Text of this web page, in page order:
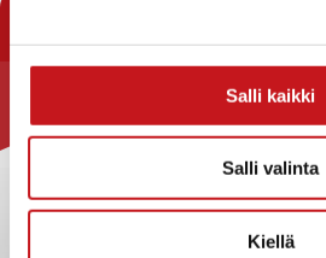
Salli kaikki
Salli valinta
Kiellä
Rautalammin kunta
Kuntainfo
Strategiat, ohjelmat, ohjeet,